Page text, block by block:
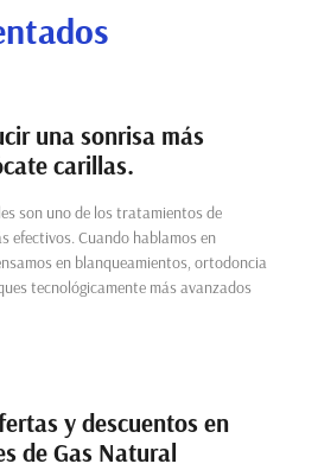
una sonrisa más
carillas.
son uno de los tratamientos de
efectivos. Cuando hablamos en
en blanqueamientos, ortodoncia
tecnológicamente más avanzados
y descuentos en
de Gas Natural